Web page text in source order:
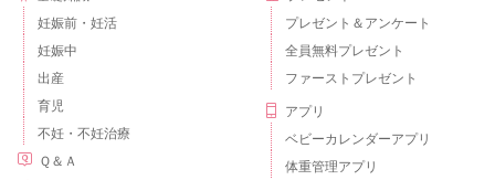
妊娠前・妊活
妊娠中
出産
育児
不妊・不妊治療
Ｑ＆Ａ
プレゼント＆アンケート
全員無料プレゼント
ファーストプレゼント
アプリ
ベビーカレンダーアプリ
体重管理アプリ